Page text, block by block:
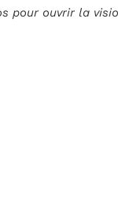
pour ouvrir la